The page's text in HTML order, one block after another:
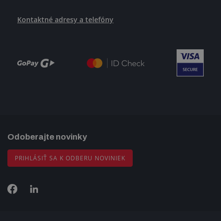
Kontaktné adresy a telefóny
Odoberajte novinky
PRIHLÁSIŤ SA K ODBERU NOVINIEK